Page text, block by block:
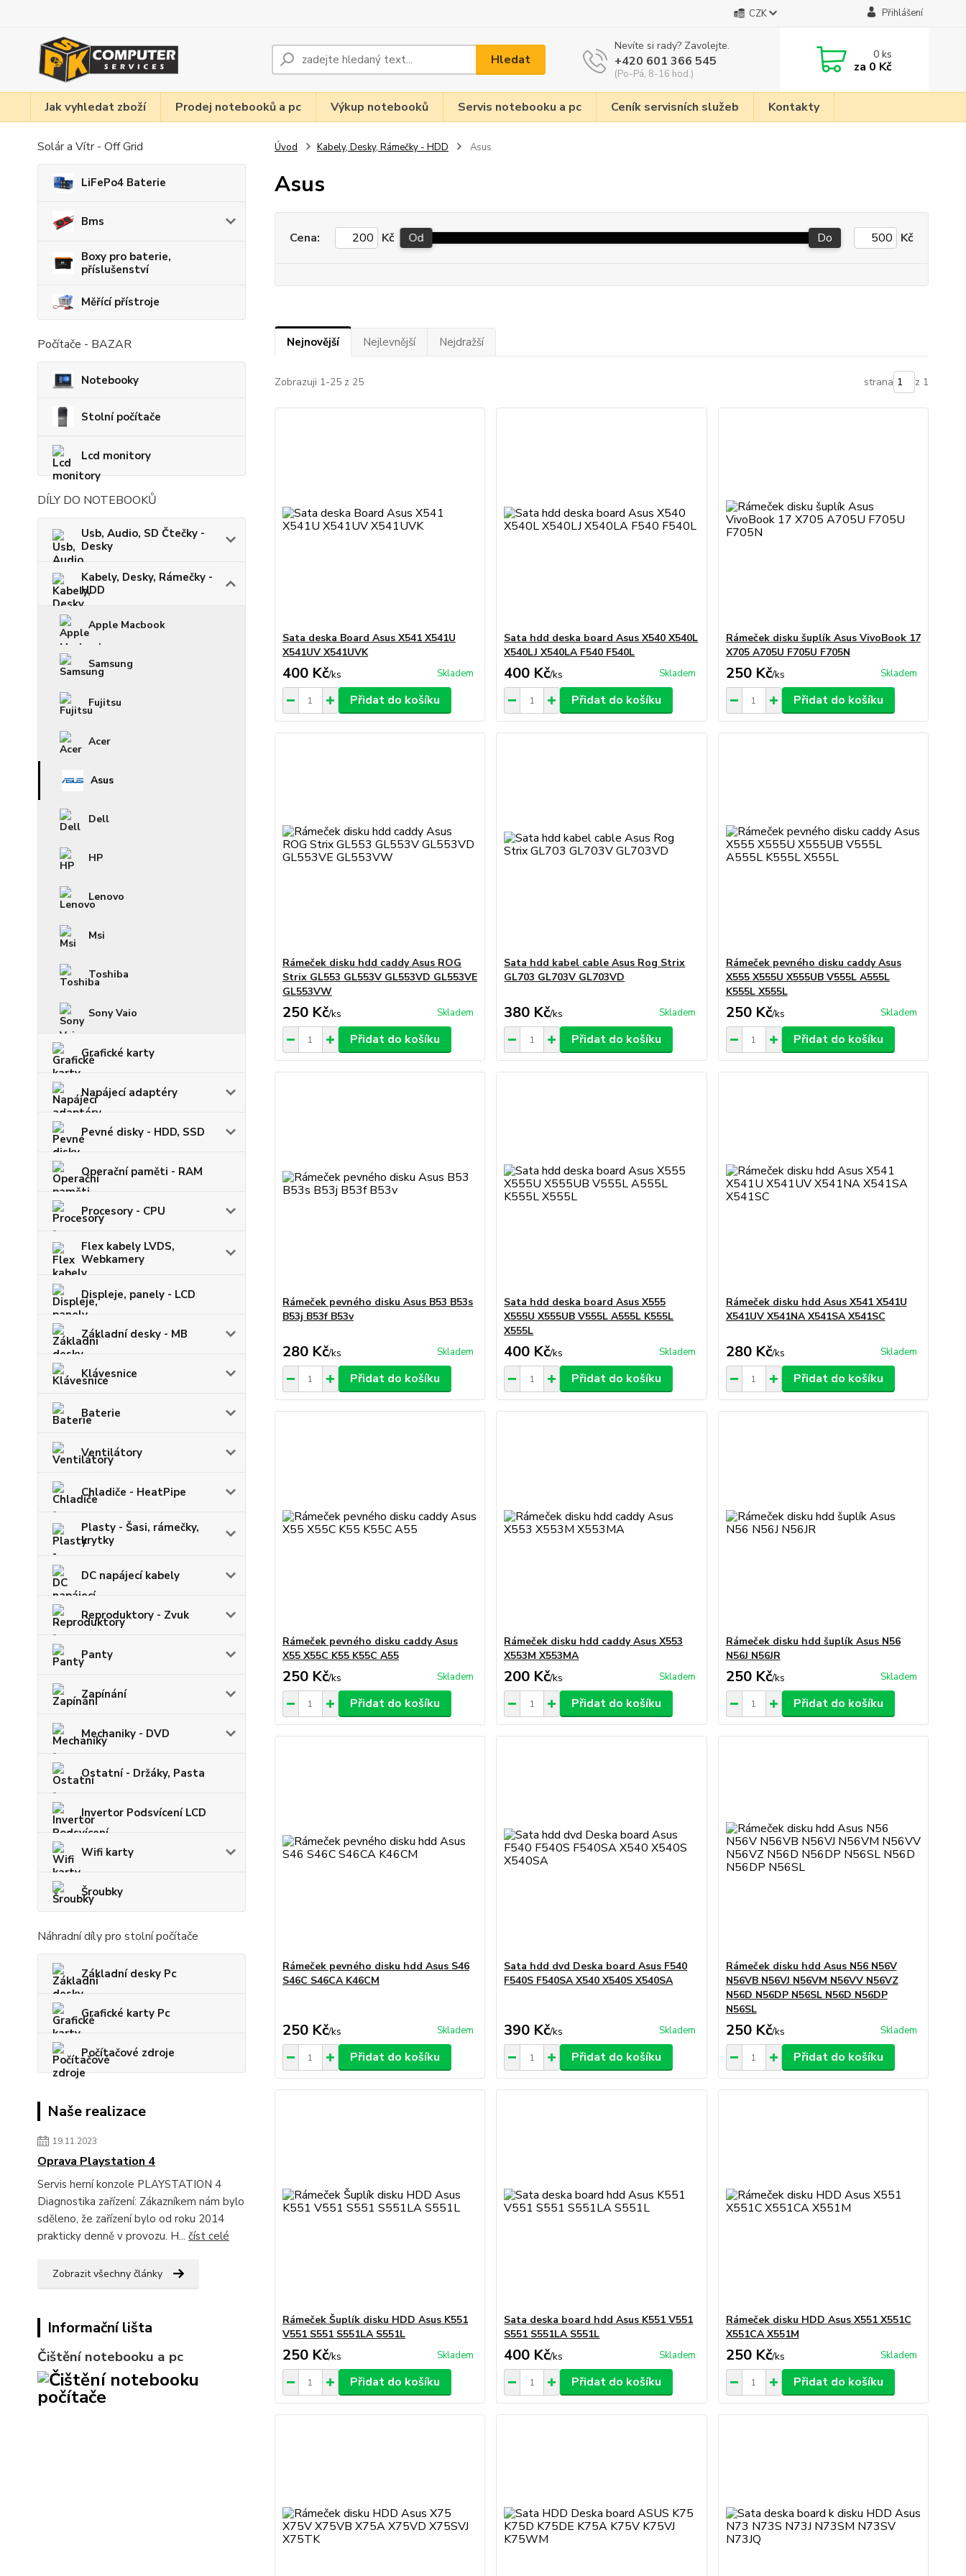
CZK Přihlášení
Hledat
Nevíte si rady? Zavolejte.
+420 601 366 545
(Po-Pá, 8-16 hod.)
0ks
za 0 Kč
Jak vyhledat zboží Prodej notebooků a pc Výkup notebooků Servis notebooku a pc Ceník servisních služeb Kontakty
Solár a Vítr - Off Grid
LiFePo4 Baterie
Bms
Boxy pro baterie,
příslušenství
Měřící přístroje
Počítače - BAZAR
Notebooky
Stolní počítače
Lcd monitory
DÍLY DO NOTEBOOKŮ
Usb, Audio, SD Čtečky -
Desky
Kabely, Desky, Rámečky -
HDD
Apple Macbook
Samsung
Fujitsu
Acer
Asus
Dell
HP
Lenovo
Msi
Toshiba
Sony Vaio
Grafické karty
Napájecí adaptéry
Pevné disky - HDD, SSD
Operační paměti - RAM
Procesory - CPU
Flex kabely LVDS,
Webkamery
Displeje, panely - LCD
Základní desky - MB
Klávesnice
Baterie
Ventilátory
Chladiče - HeatPipe
Plasty - Šasi, rámečky,
krytky
DC napájecí kabely
Reproduktory - Zvuk
Panty
Zapínání
Mechaniky - DVD
Ostatní - Držáky, Pasta
Invertor Podsvícení LCD
Wifi karty
Šroubky
Náhradní díly pro stolní počítače
Základní desky Pc
Grafické karty Pc
Počítačové zdroje
Naše realizace
19.11.2023
Oprava Playstation 4
Servis herní konzole PLAYSTATION 4
Diagnostika zařízení: Zákazníkem nám bylo
sděleno, že zařízení bylo od roku 2014
prakticky denně v provozu. H... číst celé
Zobrazit všechny články
Informační lišta
Čištění notebooku a pc
Úvod Kabely, Desky, Rámečky - HDD Asus
Asus
Cena: Kč Od Do Kč
Nejnovější Nejlevnější Nejdražší
Zobrazuji 1-25 z 25 strana z 1
Sata deska Board Asus X541 X541U
X541UV X541UVK
400 Kč/ks Skladem
Přidat do košíku
Sata hdd deska board Asus X540 X540L
X540LJ X540LA F540 F540L
400 Kč/ks Skladem
Přidat do košíku
Rámeček disku šuplík Asus VivoBook 17
X705 A705U F705U F705N
250 Kč/ks Skladem
Přidat do košíku
Rámeček disku hdd caddy Asus ROG
Strix GL553 GL553V GL553VD GL553VE
GL553VW
250 Kč/ks Skladem
Přidat do košíku
Sata hdd kabel cable Asus Rog Strix
GL703 GL703V GL703VD
380 Kč/ks Skladem
Přidat do košíku
Rámeček pevného disku caddy Asus
X555 X555U X555UB V555L A555L
K555L X555L
250 Kč/ks Skladem
Přidat do košíku
Rámeček pevného disku Asus B53 B53s
B53j B53f B53v
280 Kč/ks Skladem
Přidat do košíku
Sata hdd deska board Asus X555
X555U X555UB V555L A555L K555L
X555L
400 Kč/ks Skladem
Přidat do košíku
Rámeček disku hdd Asus X541 X541U
X541UV X541NA X541SA X541SC
280 Kč/ks Skladem
Přidat do košíku
Rámeček pevného disku caddy Asus
X55 X55C K55 K55C A55
250 Kč/ks Skladem
Přidat do košíku
Rámeček disku hdd caddy Asus X553
X553M X553MA
200 Kč/ks Skladem
Přidat do košíku
Rámeček disku hdd šuplík Asus N56
N56J N56JR
250 Kč/ks Skladem
Přidat do košíku
Rámeček pevného disku hdd Asus S46
S46C S46CA K46CM
250 Kč/ks Skladem
Přidat do košíku
Sata hdd dvd Deska board Asus F540
F540S F540SA X540 X540S X540SA
390 Kč/ks Skladem
Přidat do košíku
Rámeček disku hdd Asus N56 N56V
N56VB N56VJ N56VM N56VV N56VZ
N56D N56DP N56SL N56D N56DP
N56SL
250 Kč/ks Skladem
Přidat do košíku
Rámeček Šuplík disku HDD Asus K551
V551 S551 S551LA S551L
250 Kč/ks Skladem
Přidat do košíku
Sata deska board hdd Asus K551 V551
S551 S551LA S551L
400 Kč/ks Skladem
Přidat do košíku
Rámeček disku HDD Asus X551 X551C
X551CA X551M
250 Kč/ks Skladem
Přidat do košíku